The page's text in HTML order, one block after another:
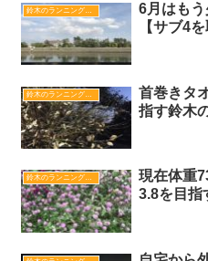
鈴木のランニング日記
6月はも
【サブ4
鈴木のランニング日記
首巻きタ
指す鈴木
鈴木のランニング日記
現在体重
3.8を目指